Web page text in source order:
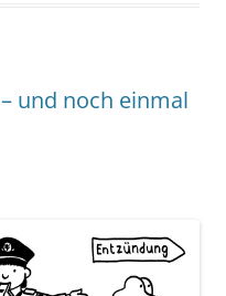
und noch einmal